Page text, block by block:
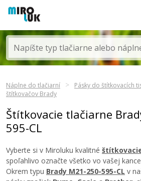
Náplne do tlačiarní Pásky do štítkovacích
štítkovačov Brady
Štítkovacie tlačiarne
595-CL
Vyberte si v Miroluku kvalitné
spoľahlivo označte všetko vo vašej
Okrem typu Brady M21-250-595-CL v